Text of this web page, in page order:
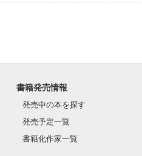
書籍発売情報
発売中の本を探す
発売予定一覧
書籍化作家一覧